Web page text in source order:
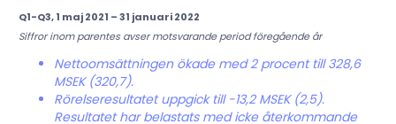
Q1-Q3, 1 maj 2021 – 31 januari 2022
Siffror inom parentes avser motsvarande period föregående år
Nettoomsättningen ökade med 2 procent till 328,6
MSEK (320,7).
Rörelseresultatet uppgick till -13,2 MSEK (2,5).
Resultatet har belastats med icke återkommande